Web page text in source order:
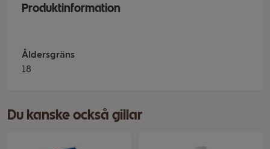
Produktinformation
Åldersgräns
18
Du kanske också gillar